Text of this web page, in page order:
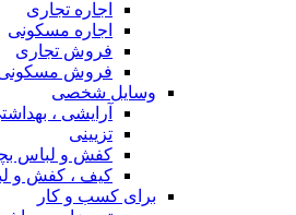
اجاره تجاری
اجاره مسکونی
فروش تجاری
فروش مسکونی
وسایل شخصی
آرایشی ،
تزیینی
کفش و لباس
کیف ، کفش و
برای کسب و کار